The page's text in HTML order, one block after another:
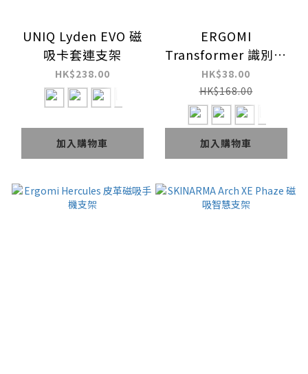
UNIQ Lyden EVO 磁
吸卡套連支架
HK$238.00
加入購物車
ERGOMI
Transformer 識別證
卡套手機支架直/橫款
式
HK$38.00
HK$168.00
加入購物車